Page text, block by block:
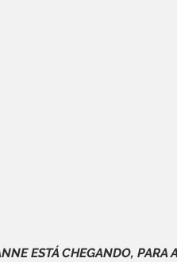
ESTÁ CHEGANDO, PARA